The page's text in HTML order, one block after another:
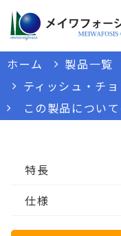
ホーム
製品一覧
ティッシュ・チ
この製品につい
特長
仕様